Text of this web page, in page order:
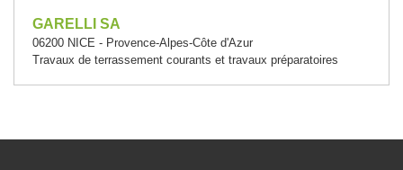
GARELLI SA
06200 NICE - Provence-Alpes-Côte d'Azur
Travaux de terrassement courants et travaux préparatoires